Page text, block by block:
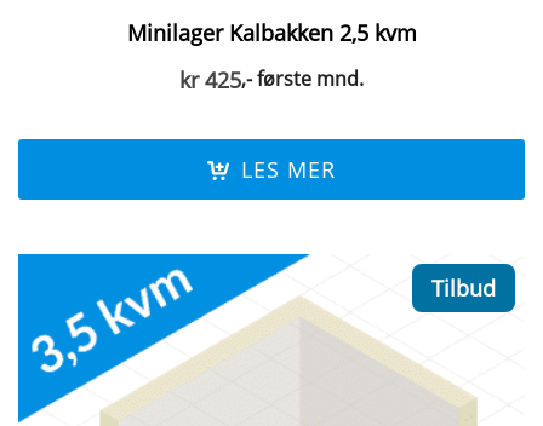
Minilager Kalbakken 2,5 kvm
kr425,- første mnd.
LES MER
Tilbud